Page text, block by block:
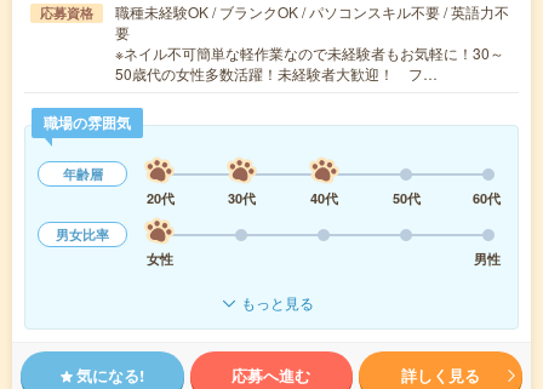
応募資格
職種未経験OK / ブランクOK / パソコンスキル不要 / 英語力不
要
※ネイル不可簡単な軽作業なので未経験者もお気軽に！30～
50歳代の女性多数活躍！未経験者大歓迎！ フ…
職場の雰囲気
年齢層
20代
30代 40代 50代
60代
男女比率
女性
男性
もっと見る
気になる! 応募へ進む 詳しく見る